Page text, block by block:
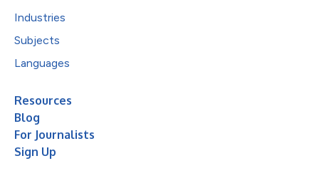
Industries
Subjects
Languages
Resources
Blog
For Journalists
Sign Up